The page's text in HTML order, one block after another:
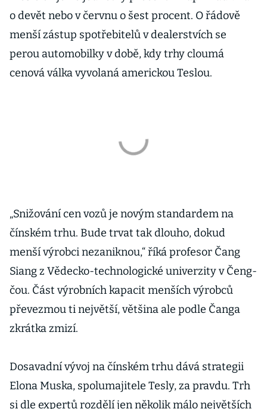
o devět nebo v červnu o šest procent. O řádově
menší zástup spotřebitelů v dealerstvích se
perou automobilky v době, kdy trhy cloumá
cenová válka vyvolaná americkou Teslou.
„Snižování cen vozů je novým standardem na
čínském trhu. Bude trvat tak dlouho, dokud
menší výrobci nezaniknou,“ říká profesor Čang
Siang z Vědecko-technologické univerzity v Čeng-
čou. Část výrobních kapacit menších výrobců
převezmou ti největší, většina ale podle Čanga
zkrátka zmizí.
Dosavadní vývoj na čínském trhu dává strategii
Elona Muska, spolumajitele Tesly, za pravdu. Trh
si dle expertů rozdělí jen několik málo největších